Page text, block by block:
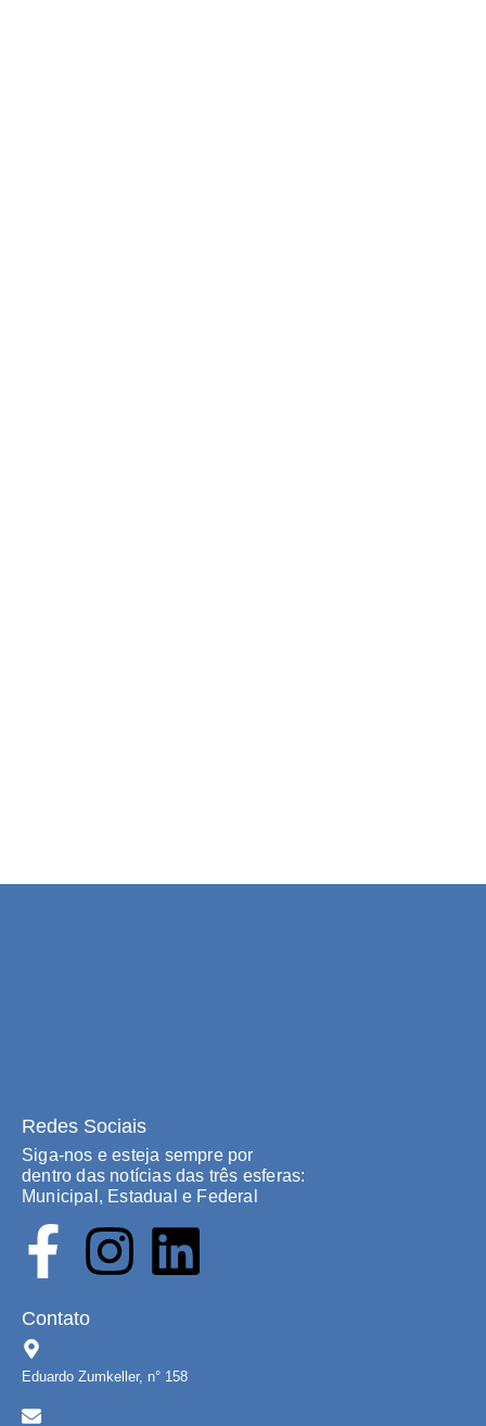
Redes Sociais
Siga-nos e esteja sempre por
dentro das notícias das três esferas:
Municipal, Estadual e Federal
Contato
Eduardo Zumkeller, n° 158